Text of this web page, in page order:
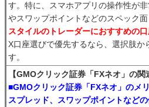
す。特に、スマホアプリの操作性が
やスワップポイントなどのスペック面
スタイルのトレーダーにおすすめの
X口座選びで優先するなら、選択肢か
す。
【GMOクリック証券「FXネオ」の関
■GMOクリック証券「FXネオ」のメ
スプレッド、スワップポイントなど